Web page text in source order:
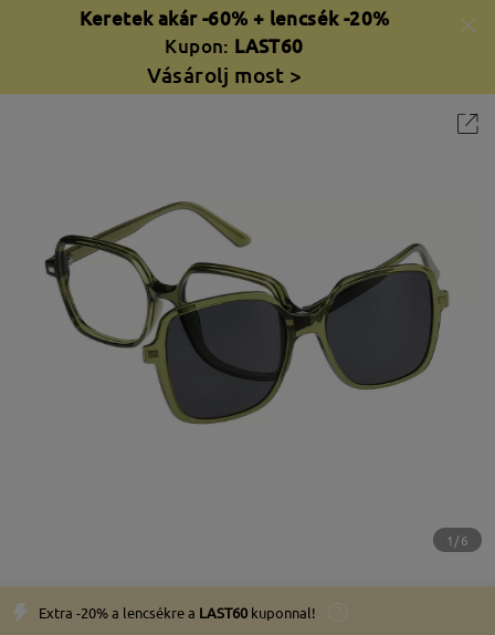
Keretek akár -60% + lencsék -20%
Kupon: LAST60
Vásárolj most >
1/6
Extra -20% a lencsékre a LAST60 kuponnal!